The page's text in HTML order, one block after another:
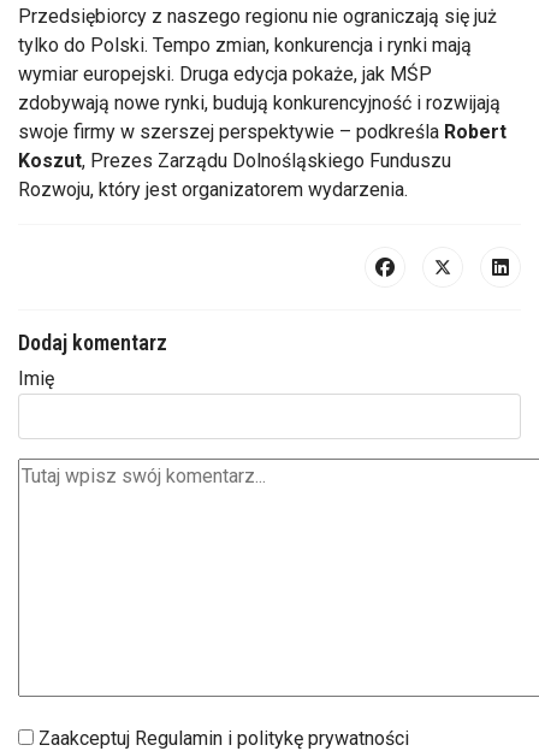
Przedsiębiorcy z naszego regionu nie ograniczają się już
tylko do Polski. Tempo zmian, konkurencja i rynki mają
wymiar europejski. Druga edycja pokaże, jak MŚP
zdobywają nowe rynki, budują konkurencyjność i rozwijają
swoje firmy w szerszej perspektywie – podkreśla Robert
Koszut, Prezes Zarządu Dolnośląskiego Funduszu
Rozwoju, który jest organizatorem wydarzenia.
Dodaj komentarz
Imię
Zaakceptuj Regulamin i politykę prywatności